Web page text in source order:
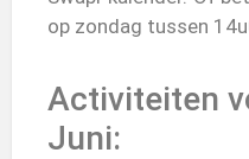
op zondag tussen
Activiteiten
Juni: